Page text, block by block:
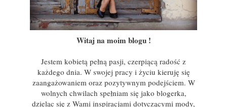
Witaj na moim blogu !
Jestem kobietą pełną pasji, czerpiącą radość z
każdego dnia. W swojej pracy i życiu kieruję się
zaangażowaniem oraz pozytywnym podejściem. W
wolnych chwilach spełniam się jako blogerka,
dzieląc się z Wami inspiracjami dotyczącymi mody,